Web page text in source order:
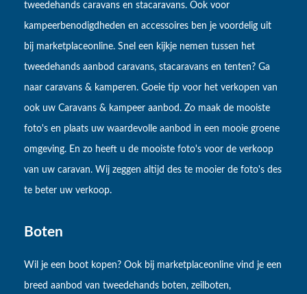
tweedehands caravans en stacaravans. Ook voor
kampeerbenodigdheden en accessoires ben je voordelig uit
bij marketplaceonline. Snel een kijkje nemen tussen het
tweedehands aanbod caravans, stacaravans en tenten? Ga
naar caravans & kamperen. Goeie tip voor het verkopen van
ook uw Caravans & kampeer aanbod. Zo maak de mooiste
foto's en plaats uw waardevolle aanbod in een mooie groene
omgeving. En zo heeft u de mooiste foto's voor de verkoop
van uw caravan. Wij zeggen altijd des te mooier de foto's des
te beter uw verkoop.
Boten
Wil je een boot kopen? Ook bij marketplaceonline vind je een
breed aanbod van tweedehands boten, zeilboten,